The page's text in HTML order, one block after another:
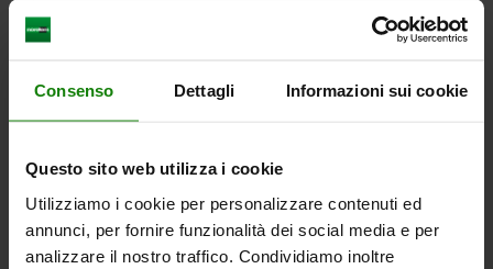
Consenso Dettagli Informazioni sui cookie
Questo sito web utilizza i cookie
Utilizziamo i cookie per personalizzare contenuti ed
annunci, per fornire funzionalità dei social media e per
analizzare il nostro traffico. Condividiamo inoltre
DETTAGLI
CAD